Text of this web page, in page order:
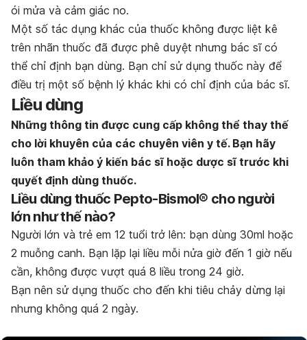
ói mửa và cảm giác no.
Một số tác dụng khác của thuốc không được liệt kê
trên nhãn thuốc đã được phê duyệt nhưng bác sĩ có
thể chỉ định bạn dùng. Bạn chỉ sử dụng thuốc này để
điều trị một số bệnh lý khác khi có chỉ định của bác sĩ.
Liều dùng
Những thông tin được cung cấp không thể thay thế
cho lời khuyên của các chuyên viên y tế. Bạn hãy
luôn tham khảo ý kiến bác sĩ hoặc dược sĩ trước khi
quyết định dùng thuốc.
Liều dùng thuốc Pepto-Bismol® cho người
lớn như thế nào?
Người lớn và trẻ em 12 tuổi trở lên: bạn dùng 30ml hoặc
2 muỗng canh. Bạn lặp lại liều mỗi nửa giờ đến 1 giờ nếu
cần, không được vượt quá 8 liều trong 24 giờ.
Bạn nên sử dụng thuốc cho đến khi tiêu chảy dừng lại
nhưng không quá 2 ngày.